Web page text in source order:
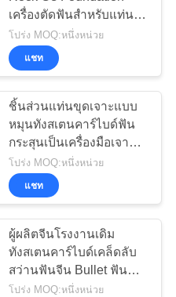
ลัก
55
เครื่องตัดฟันสำหรับแท่น
เจาะโรตารี่
โปร่ง MOQ:หนึ่งหน่วย
แชท
ชิ้นส่วนแท่นขุดเจาะแบบ
หมุนทังสเตนคาร์ไบด์ฟัน
กระสุนเป็นเครื่องมือเจาะ
หิน
โปร่ง MOQ:หนึ่งหน่วย
แชท
ผู้ผลิตจีนโรงงานเดิม
ทังสเตนคาร์ไบด์เคล็ดลับ
สว่านฟันจีน Bullet ฟัน
Rock Bits
โปร่ง MOQ:หนึ่งหน่วย